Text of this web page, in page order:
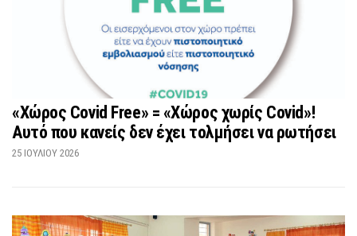
«Χώρος Covid Free» = «Χώρος χωρίς Covid»!
Αυτό που κανείς δεν έχει τολμήσει να ρωτήσει
25 ΙΟΥΛΊΟΥ 2026